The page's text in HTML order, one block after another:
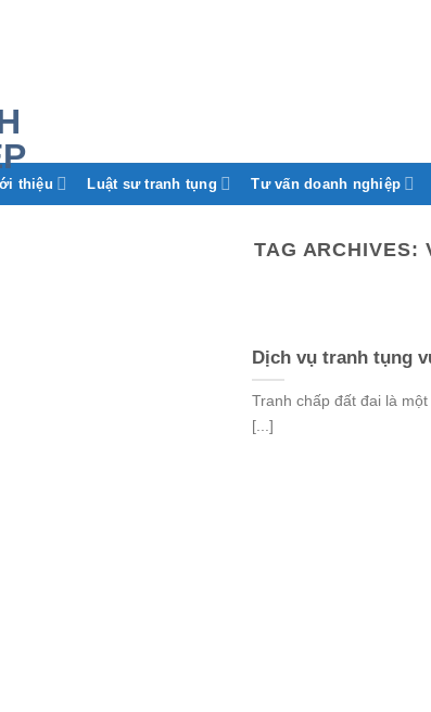
thiệu Luật sư tranh tụng Tư vấn doanh nghiệp
TAG ARCHIVES:
Dịch vụ tranh tụng
Tranh chấp đất đai là
[...]